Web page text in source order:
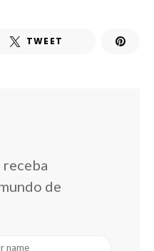
TWEET
receba
de